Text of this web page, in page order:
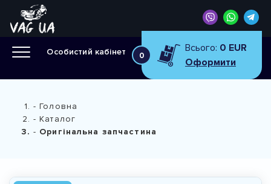
Особистий кабінет 0
Всього: 0 EUR
Оформити
Головна
Каталог
Оригінальна запчастина